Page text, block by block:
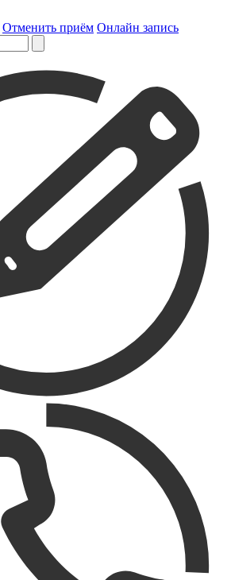
Отменить приём Онлайн запись